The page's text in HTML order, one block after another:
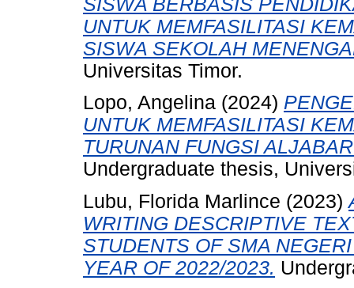
UNTUK MEMFASILITASI
SISWA SEKOLAH
Universitas Timor.
Lopo, Angelina (2024)
UNTUK MEMFASILITASI
TURUNAN FUNGSI
Undergraduate thesis,
Lubu, Florida Marlince (2023)
WRITING DESCRIPTIVE
STUDENTS OF SMA
YEAR OF 2022/2023.